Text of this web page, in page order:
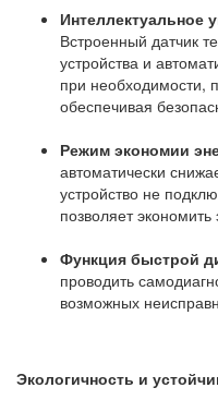
Интеллектуальное
Встроенный датчик
устройства и
при необходимости,
обеспечивая
Режим экономии
автоматически
устройство не
позволяет
Функция быстрой
проводить
возможных
Экологичность и